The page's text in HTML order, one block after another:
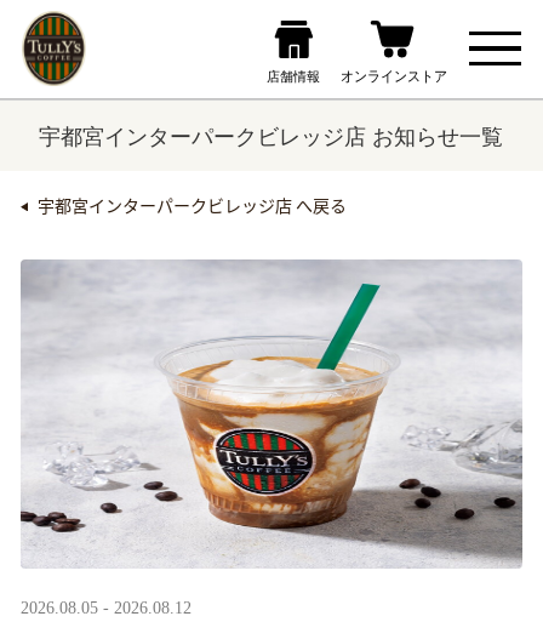
宇都宮インターパークビレッジ店 お知らせ一覧
宇都宮インターパークビレッジ店 へ戻る
2026.08.05 - 2026.08.12